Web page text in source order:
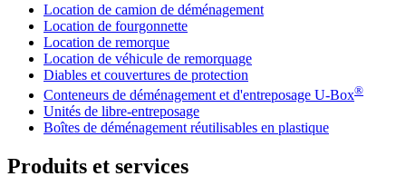
Location de camion de déménagement
Location de fourgonnette
Location de remorque
Location de véhicule de remorquage
Diables et couvertures de protection
Conteneurs de déménagement et d'entreposage U-Box®
Unités de libre-entreposage
Boîtes de déménagement réutilisables en plastique
Produits et services